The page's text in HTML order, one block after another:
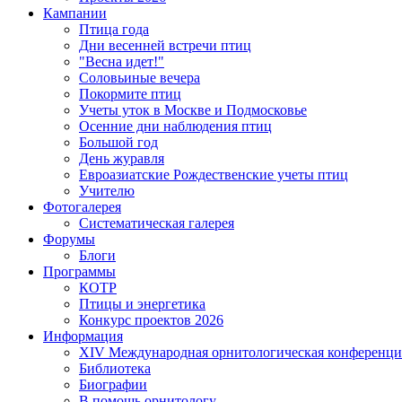
Кампании
Птица года
Дни весенней встречи птиц
"Весна идет!"
Соловьиные вечера
Покормите птиц
Учеты уток в Москве и Подмосковье
Осенние дни наблюдения птиц
Большой год
День журавля
Евроазиатские Рождественские учеты птиц
Учителю
Фотогалерея
Систематическая галерея
Форумы
Блоги
Программы
КОТР
Птицы и энергетика
Конкурс проектов 2026
Информация
XIV Международная орнитологическая
Библиотека
Биографии